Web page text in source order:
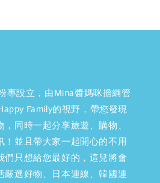
專設立，由Mina醬媽咪擔綱管
Family的視野，帶您發現
同時一起分享旅遊、購物、
！並且帶大家一起開心的不用
們只想給您最好的，這兒將會
嚴選好物、日本連線、韓國連